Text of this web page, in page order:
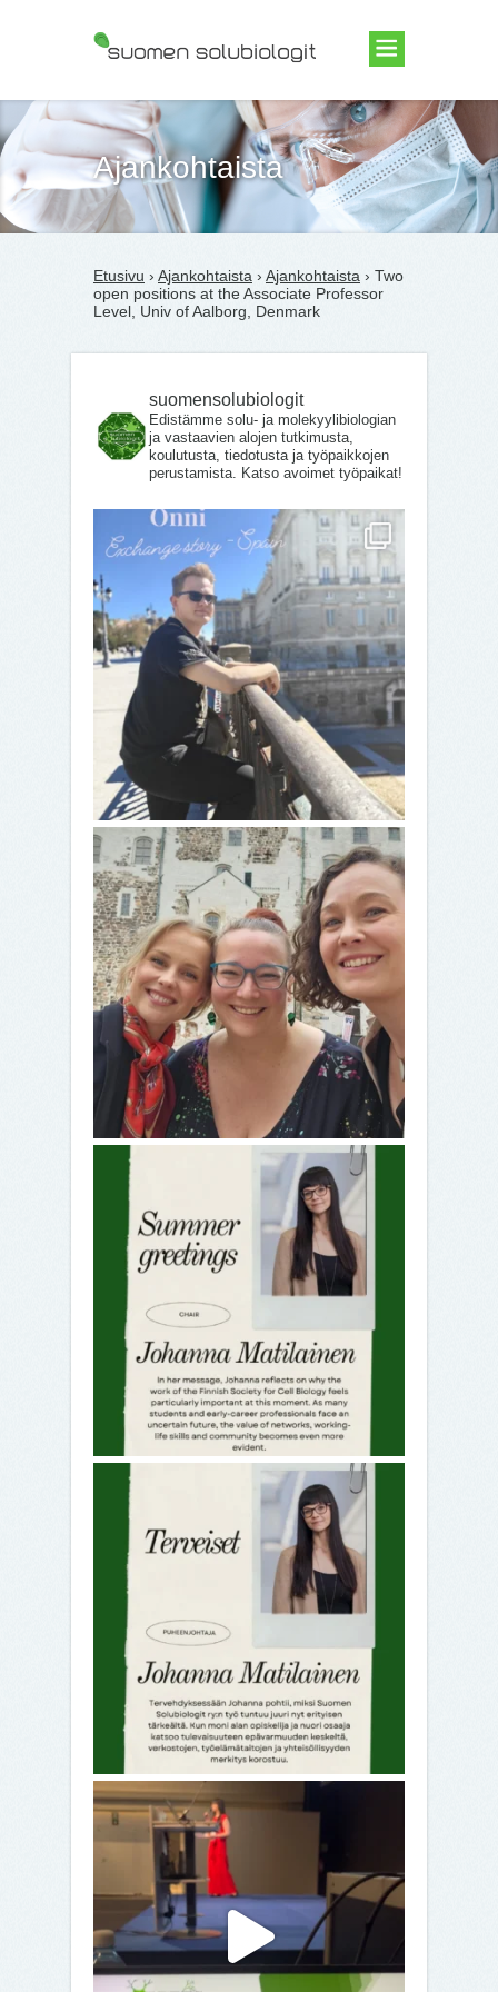
Suomen Solubiologit ry
Ajankohtaista
Etusivu › Ajankohtaista › Ajankohtaista › Two
open positions at the Associate Professor
Level, Univ of Aalborg, Denmark
suomensolubiologit
Edistämme solu- ja molekyylibiologian
ja vastaavien alojen tutkimusta,
koulutusta, tiedotusta ja työpaikkojen
perustamista. Katso avoimet työpaikat!